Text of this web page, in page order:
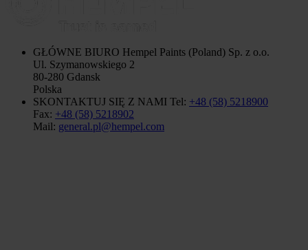
GŁÓWNE BIURO Hempel Paints (Poland) Sp. z o.o.
Ul. Szymanowskiego 2
80-280 Gdansk
Polska
SKONTAKTUJ SIĘ Z NAMI Tel: +48 (58) 5218900
Fax: +48 (58) 5218902
Mail: general.pl@hempel.com